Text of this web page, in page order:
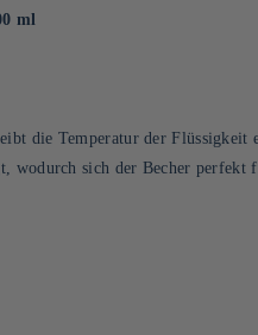
ml
die Temperatur der Flüssigkeit
wodurch sich der Becher perfekt